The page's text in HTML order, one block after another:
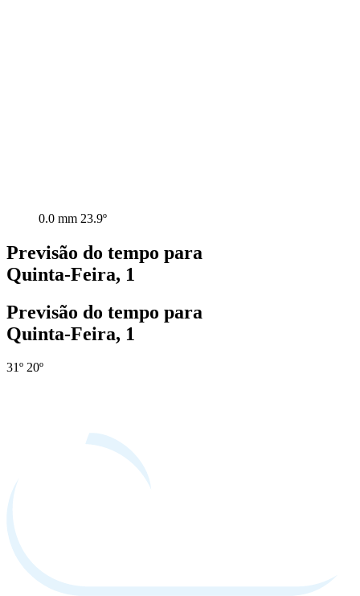
0.0 mm 23.9º
Previsão do tempo para
Quinta-Feira, 1
Previsão do tempo para
Quinta-Feira, 1
31º 20º